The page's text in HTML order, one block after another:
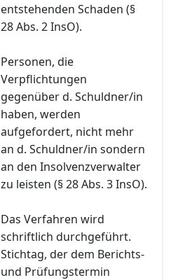
entstehenden Schaden (§
28 Abs. 2 InsO).
Personen, die
Verpflichtungen
gegenüber d. Schuldner/in
haben, werden
aufgefordert, nicht mehr
an d. Schuldner/in sondern
an den Insolvenzverwalter
zu leisten (§ 28 Abs. 3 InsO).
Das Verfahren wird
schriftlich durchgeführt.
Stichtag, der dem Berichts-
und Prüfungstermin